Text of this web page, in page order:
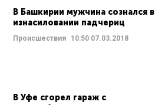
В Башкирии мужчина сознался в
изнасиловании падчериц
Происшествия 10:50 07.03.2018
В Уфе сгорел гараж с